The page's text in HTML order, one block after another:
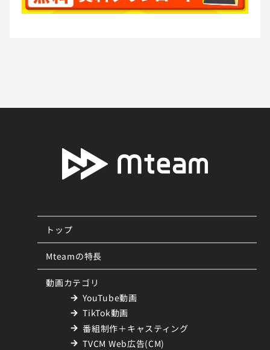
トップ
Mteamの特長
動画カテゴリ
YouTube動画
TikTok動画
番組制作＋キャスティング
TVCM Web広告(CM)